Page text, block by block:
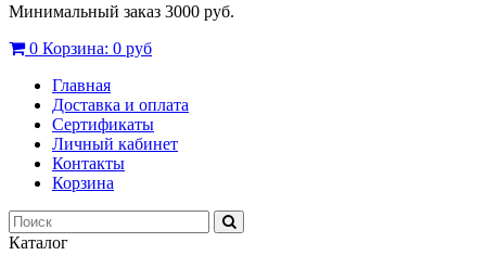
Минимальный заказ 3000 руб.
0 Корзина: 0 руб
Главная
Доставка и оплата
Сертификаты
Личный кабинет
Контакты
Корзина
Каталог